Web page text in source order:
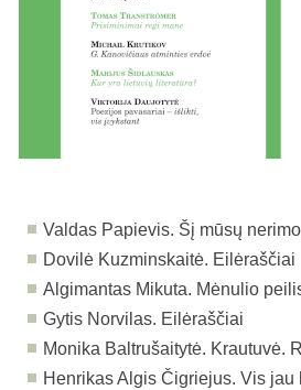
Valdas Papievis. Šį mūsų
Dovilė Kuzminskaitė. Eilėraščiai
Algimantas Mikuta. Mėnulio
Gytis Norvilas. Eilėraščiai
Monika Baltrušaitytė. Krautuvė.
Henrikas Algis Čigriejus. Vis jau